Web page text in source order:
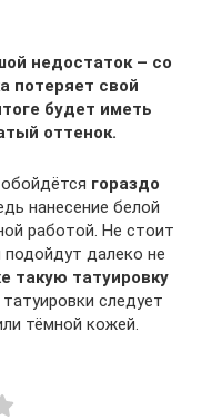
недостаток – со
потеряет свой
будет иметь
оттенок.
гораздо
нанесение белой
работой. Не стоит
подойдут далеко не
такую татуировку
следует
тёмной кожей.